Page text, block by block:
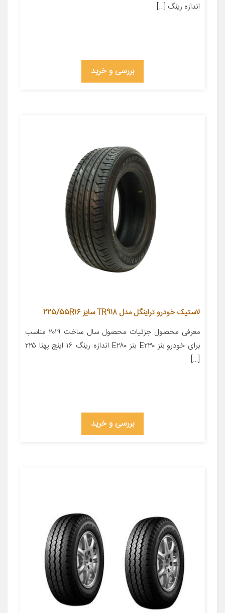
اندازه رینگ […]
بررسی و خرید
لاستیک خودرو تراینگل مدل TR918 سایز 225/55R16
معرفی محصول جزئیات محصول سال ساخت ۲۰۱۹ مناسب
برای خودرو بنز E۲۳۰ بنز E۲۸۰ اندازه رینگ ۱۶ اینچ پهنا ۲۲۵
[…]
بررسی و خرید